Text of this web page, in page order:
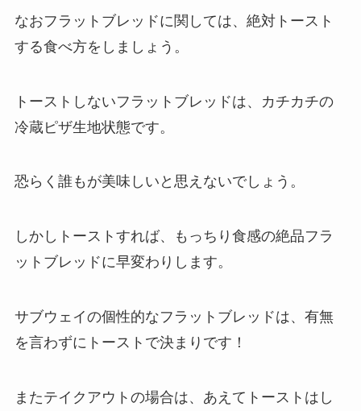
なおフラットブレッドに関しては、絶対トースト
する食べ方をしましょう。
トーストしないフラットブレッドは、カチカチの
冷蔵ピザ生地状態です。
恐らく誰もが美味しいと思えないでしょう。
しかしトーストすれば、もっちり食感の絶品フラ
ットブレッドに早変わりします。
サブウェイの個性的なフラットブレッドは、有無
を言わずにトーストで決まりです！
またテイクアウトの場合は、あえてトーストはし